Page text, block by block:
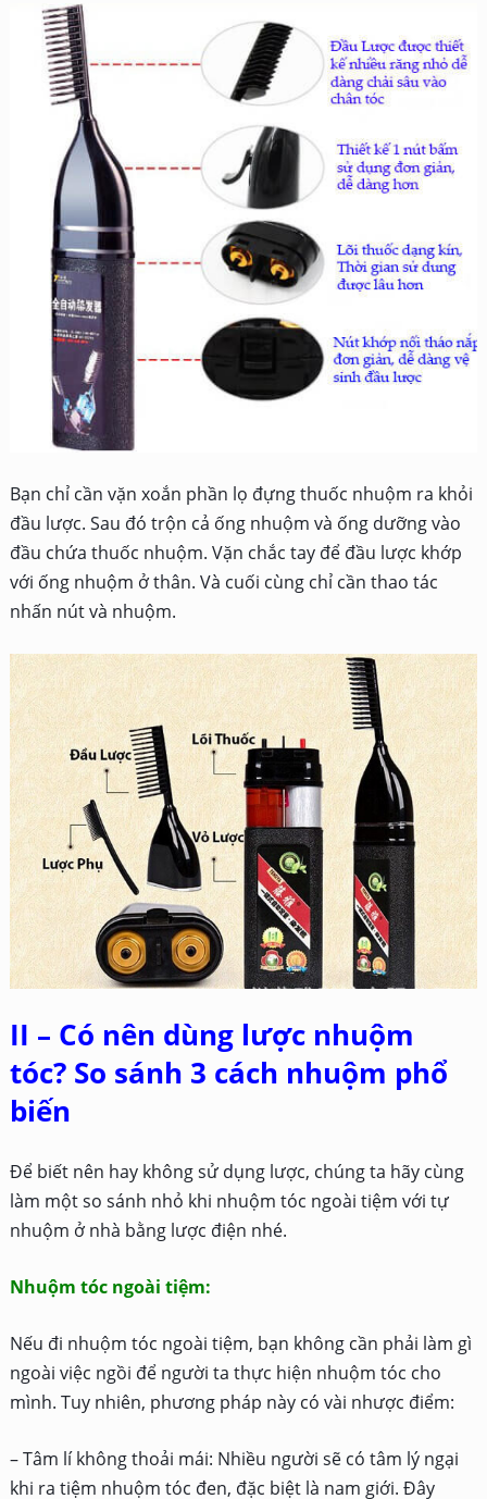
Bạn chỉ cần vặn xoắn phần lọ đựng thuốc nhuộm ra khỏi
đầu lược. Sau đó trộn cả ống nhuộm và ống dưỡng vào
đầu chứa thuốc nhuộm. Vặn chắc tay để đầu lược khớp
với ống nhuộm ở thân. Và cuối cùng chỉ cần thao tác
nhấn nút và nhuộm.
II – Có nên dùng lược nhuộm
tóc? So sánh 3 cách nhuộm phổ
biến
Để biết nên hay không sử dụng lược, chúng ta hãy cùng
làm một so sánh nhỏ khi nhuộm tóc ngoài tiệm với tự
nhuộm ở nhà bằng lược điện nhé.
Nhuộm tóc ngoài tiệm:
Nếu đi nhuộm tóc ngoài tiệm, bạn không cần phải làm gì
ngoài việc ngồi để người ta thực hiện nhuộm tóc cho
mình. Tuy nhiên, phương pháp này có vài nhược điểm:
– Tâm lí không thoải mái: Nhiều người sẽ có tâm lý ngại
khi ra tiệm nhuộm tóc đen, đặc biệt là nam giới. Đây